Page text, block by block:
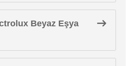
Beyaz Eşya